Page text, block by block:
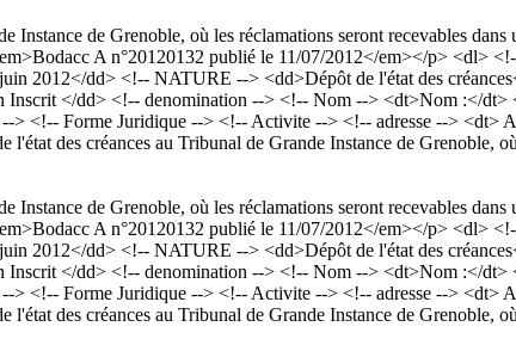
Instance de Grenoble, où les réclamations seront recevables
A n°20120132 publié le 11/07/2012</em></p> <dl>
2012</dd> <!-- NATURE --> <dd>Dépôt de l'état des
Inscrit </dd> <!-- denomination --> <!-- Nom --> <dt>Nom :</
<!-- Forme Juridique --> <!-- Activite --> <!-- adresse --> <dt>
des créances au Tribunal de Grande Instance de Grenoble,
Instance de Grenoble, où les réclamations seront recevables
A n°20120132 publié le 11/07/2012</em></p> <dl>
2012</dd> <!-- NATURE --> <dd>Dépôt de l'état des
Inscrit </dd> <!-- denomination --> <!-- Nom --> <dt>Nom :</
<!-- Forme Juridique --> <!-- Activite --> <!-- adresse --> <dt>
des créances au Tribunal de Grande Instance de Grenoble,